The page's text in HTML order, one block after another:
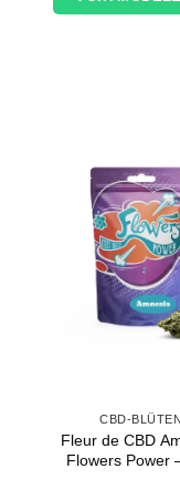
CBD-BLÜTEN
Fleur de CBD
Flowers Power